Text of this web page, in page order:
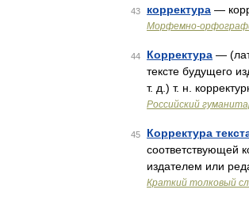
43 корректура —
Морфемно-
44 Корректура —
тексте будущего
т. д.) т. н.
Российский
45 Корректура
соответствующей
издателем или
Краткий толковый